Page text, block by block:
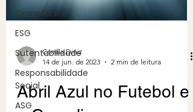
Compliance
ESG
Sutentabilidade
Responsabilidade
Social
ASG
Camila Diniz
14 de jun. de 2023
Abril Azul no Futebol e